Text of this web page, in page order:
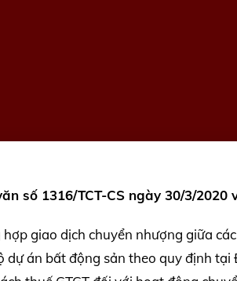
số 1316/TCT-CS ngày 30/3/2020
hợp giao dịch chuyển nhượng giữa
dự án bất động sản theo quy định